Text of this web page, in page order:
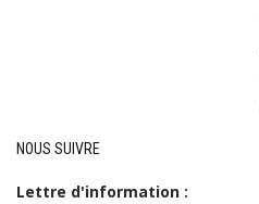
NOUS SUIVRE
Lettre d'information :